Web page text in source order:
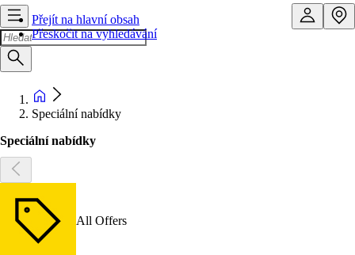
Přejít na hlavní obsah
Přeskočit na vyhledávání
Speciální nabídky
Speciální nabídky
All Offers